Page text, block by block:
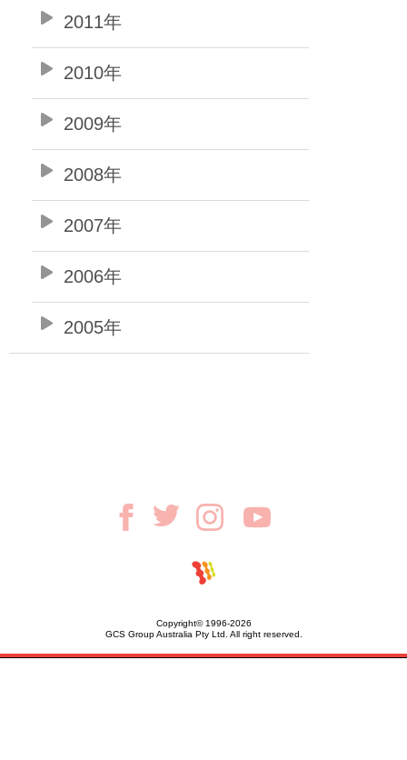
2011年
2010年
2009年
2008年
2007年
2006年
2005年
Copyright© 1996-2026
GCS Group Australia Pty Ltd. All right reserved.